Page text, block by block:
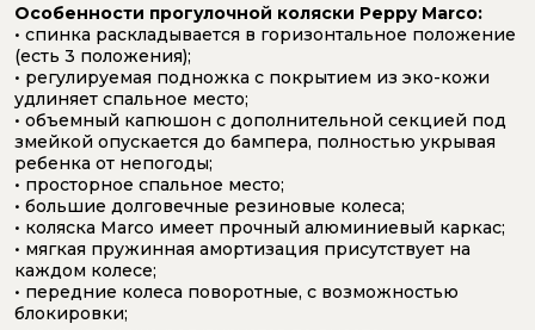
Особенности прогулочной коляски Peppy Marco:
• спинка раскладывается в горизонтальное положение
(есть 3 положения);
• регулируемая подножка с покрытием из эко-кожи
удлиняет спальное место;
• объемный капюшон с дополнительной секцией под
змейкой опускается до бампера, полностью укрывая
ребенка от непогоды;
• просторное спальное место;
• большие долговечные резиновые колеса;
• коляска Marco имеет прочный алюминиевый каркас;
• мягкая пружинная амортизация присутствует на
каждом колесе;
• передние колеса поворотные, с возможностью
блокировки;